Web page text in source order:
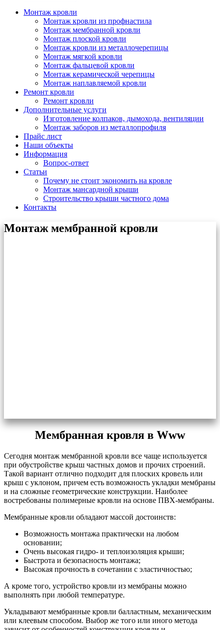
Лабинск
Майкоп
Новороссийск
Новокубанск
Приморско-ахтарск
Славянск на кубани
Сочи
Темрюк
Тимашевск
Тихорецк
Туапсе
Усть-лабинск
Хадыженск
Монтаж кровли
Монтаж кровли из профнастила
Монтаж мембранной кровли
Монтаж плоской кровли
Монтаж кровли из металлочерепицы
Монтаж мягкой кровли
Монтаж фальцевой кровли
Монтаж керамической черепицы
Монтаж наплавляемой кровли
Ремонт кровли
Ремонт кровли
Дополнительные услуги
Изготовление колпаков, дымохода, вентиляции
Монтаж заборов из металлопрофиля
Прайс лист
Наши объекты
Информация
Вопрос-ответ
Статьи
Почему не стоит экономить на кровле
Монтаж мансардной крыши
Строительство крыши частного дома
Контакты
Монтаж мембранной кровли
Мембранная кровля в Www
Сегодня монтаж мембранной кровли все чаще используется
при обустройстве крыш частных домов и прочих строений.
Такой вариант отлично подходит для плоских кровель или
крыш с уклоном, причем есть возможность укладки мембраны
и на сложные геометрические конструкции. Наиболее
востребованы полимерные кровли на основе ПВХ-мембраны.
Мембранные кровли обладают массой достоинств:
Возможность монтажа практически на любом
основании;
Очень высокая гидро- и теплоизоляция крыши;
Быстрота и безопасность монтажа;
Высокая прочность в сочетании с эластичностью;
А кроме того, устройство кровли из мембраны можно
выполнять при любой температуре.
Укладывают мембранные кровли балластным, механическим
или клеевым способом. Выбор же того или иного метода